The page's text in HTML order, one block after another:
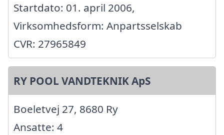
Startdato: 01. april 2006,
Virksomhedsform: Anpartsselskab
CVR: 27965849
RY POOL VANDTEKNIK ApS
Boeletvej 27, 8680 Ry
Ansatte: 4